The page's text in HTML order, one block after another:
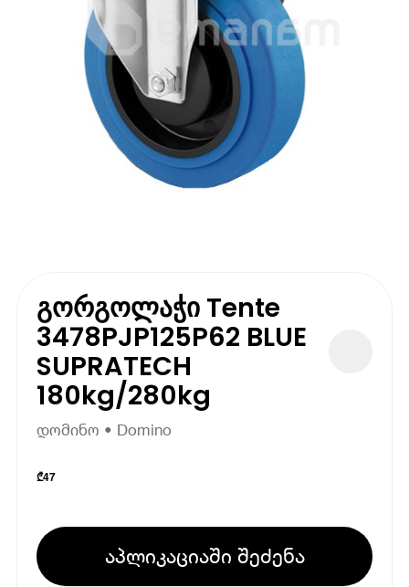
გორგოლაჭი Tente
3478PJP125P62 BLUE
SUPRATECH
180kg/280kg
დომინო • Domino
₾47
აპლიკაციაში შეძენა